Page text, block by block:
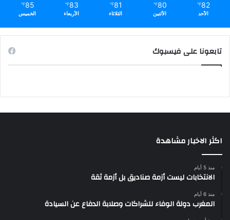
82
℉
الأحد
80
℉
الأثنين
81
℉
الثلاثاء
83
℉
الأربعاء
85
℉
الخميس
تابعونا على فيسبوك
اكثر الاخبار مشاهدة
منذ 5 أيام
الانتخابات ليست أزمة صناديق بل أزمة ثقة
منذ 6 أيام
المغرب دولة الوفاء للشراكات وصلابة الدفاع عن السيادة